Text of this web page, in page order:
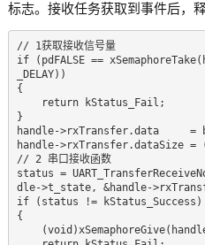
标志。接收任务获取到事件后，
// 1获取接收信号量
if (pdFALSE ==
_DELAY))
{
}
handle->rxTransfer.data
handle->rxTransfer.dataSize
// 2 串口接收函数
status =
dle->t_state, &handle-
if (status !=
{